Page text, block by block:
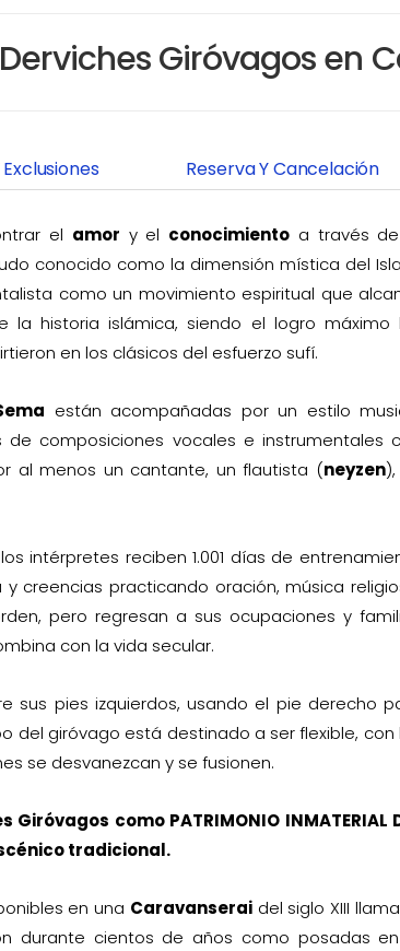
Giróvagos en
Reserva Y Cancelación
el amor y el conocimiento a través
conocido como la dimensión mística del
como un movimiento espiritual que
historia islámica, siendo el logro máximo
en los clásicos del esfuerzo sufí.
están acompañadas por un estilo
composiciones vocales e instrumentales
al menos un cantante, un flautista (neyzen),
intérpretes reciben 1.001 días de
creencias practicando oración, música
pero regresan a sus ocupaciones y
con la vida secular.
sus pies izquierdos, usando el pie derecho
del giróvago está destinado a ser flexible, con
se desvanezcan y se fusionen.
Giróvagos como PATRIMONIO INMATERIAL
tradicional.
en una Caravanseraidel siglo XIII
durante cientos de años como posadas